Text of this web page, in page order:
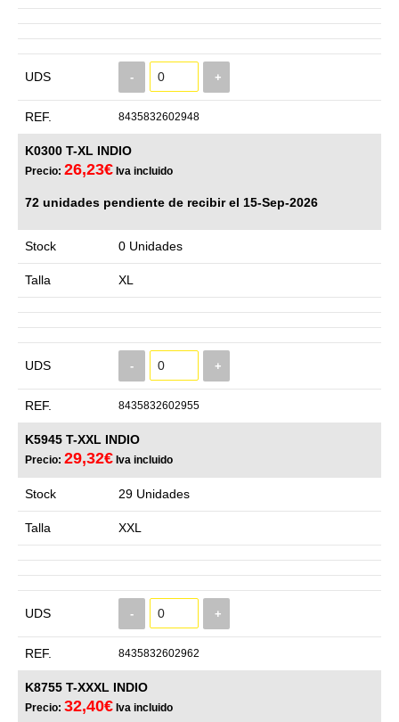
UDS - +
REF. 8435832602948
K0300 T-XL INDIO
Precio: 26,23€ Iva incluido
72 unidades pendiente de recibir el 15-Sep-2026
Stock 0 Unidades
Talla XL
UDS - +
REF. 8435832602955
K5945 T-XXL INDIO
Precio: 29,32€ Iva incluido
Stock 29 Unidades
Talla XXL
UDS - +
REF. 8435832602962
K8755 T-XXXL INDIO
Precio: 32,40€ Iva incluido